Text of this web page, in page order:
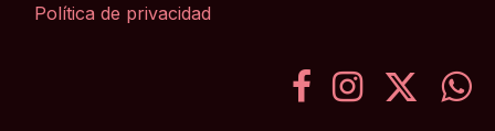
Política de privacidad